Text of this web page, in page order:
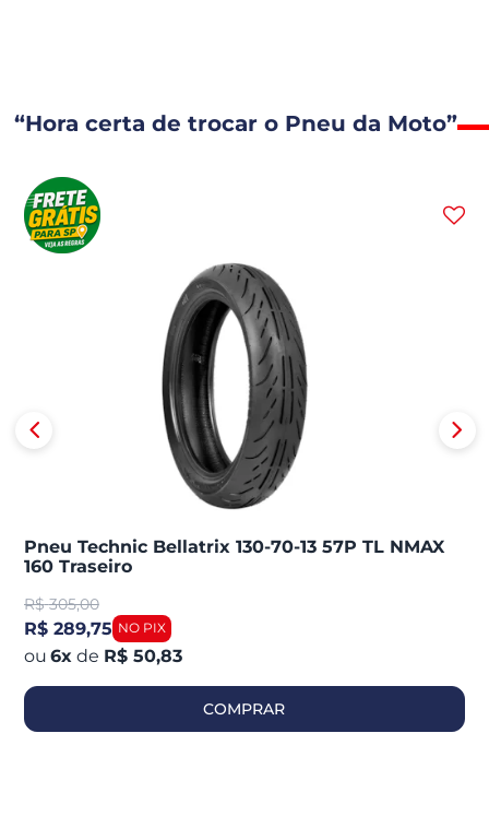
“Hora certa de trocar o Pneu da Moto”
Pneu Technic Bellatrix 130-70-13 57P TL NMAX
160 Traseiro
R$ 305,00
R$ 289,75
6x de R$ 50,83
COMPRAR